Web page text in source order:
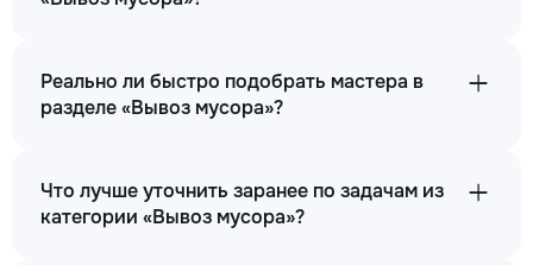
Реально ли быстро подобрать мастера в
разделе «Вывоз мусора»?
Что лучше уточнить заранее по задачам из
категории «Вывоз мусора»?